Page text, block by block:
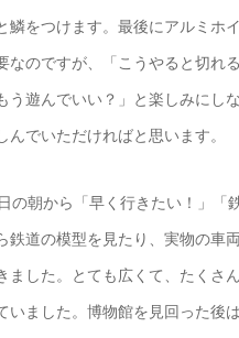
鱗をつけます。最後にアルミホ
なのですが、「こうやると切れ
う遊んでいい？」と楽しみにし
でいただければと思います。
の朝から「早く行きたい！」
鉄道の模型を見たり、実物の車
ました。とても広くて、たくさ
いました。博物館を見回った後